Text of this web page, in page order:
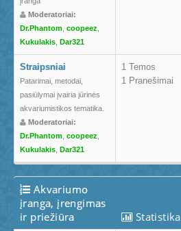
Moderatoriai:
Dr.Phantom coopeez
Kukulakis Dar321
Straipsniai
Patarimai, metodai,
pasiūlymai įvairia jūrinės
akvariumistikos tematika.
Moderatoriai:
Dr.Phantom coopeez
Kukulakis Dar321
1 Temos
1 Pranešimai
Akvariumo
įranga, įrengimas
ir priežiūra
Statistika